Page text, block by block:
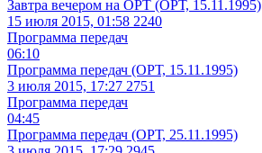
Завтра вечером на ОРТ (ОРТ, 15.11.1995)
15 июля 2015, 01:58 2240
Программа передач
06:10
Программа передач (ОРТ, 15.11.1995)
3 июля 2015, 17:27 2751
Программа передач
04:45
Программа передач (ОРТ, 25.11.1995)